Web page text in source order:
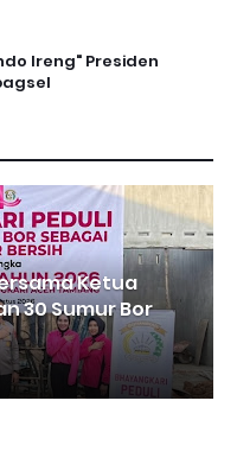
Ireng" Presiden
Ketua
30 Sumur Bor